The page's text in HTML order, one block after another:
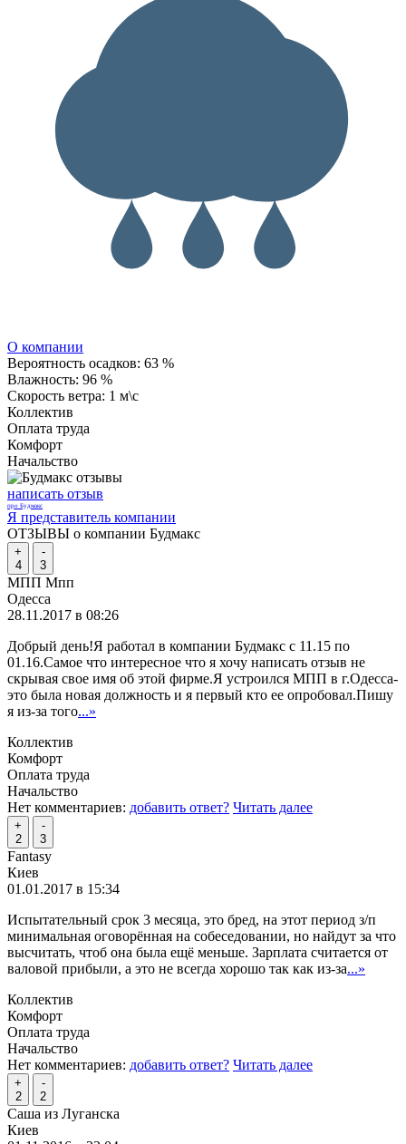
О компании
Вероятность осадков: 63 %
Влажность: 96 %
Скорость ветра: 1 м\с
Коллектив
Оплата труда
Комфорт
Начальство
написать отзыв
про Будмакс
Я представитель компании
ОТЗЫВЫ о компании Будмакс
+
4
-
3
МПП Мпп
Одесса
28.11.2017 в 08:26
Добрый день!Я работал в компании Будмакс с 11.15 по
01.16.Самое что интересное что я хочу написать отзыв не
скрывая свое имя об этой фирме.Я устроился МПП в г.Одесса-
это была новая должность и я первый кто ее опробовал.Пишу
я из-за того...»
Коллектив
Комфорт
Оплата труда
Начальство
Нет комментариев: добавить ответ? Читать далее
+
2
-
3
Fantasy
Киев
01.01.2017 в 15:34
Испытательный срок 3 месяца, это бред, на этот период з/п
минимальная оговорённая на собеседовании, но найдут за что
высчитать, чтоб она была ещё меньше. Зарплата считается от
валовой прибыли, а это не всегда хорошо так как из-за...»
Коллектив
Комфорт
Оплата труда
Начальство
Нет комментариев: добавить ответ? Читать далее
+
2
-
2
Саша из Луганска
Киев